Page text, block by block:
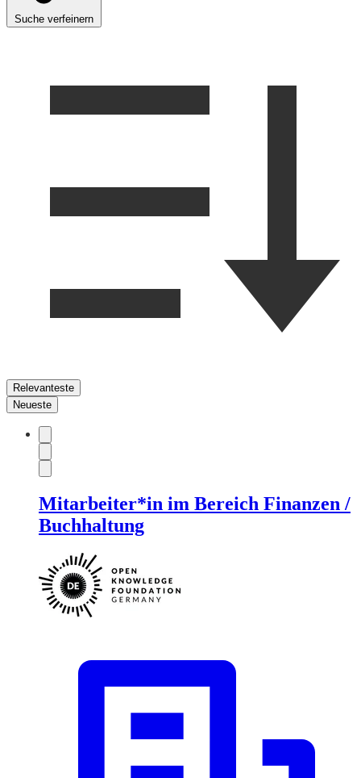
Suche verfeinern
Relevanteste
Neueste
Mitarbeiter*in im Bereich Finanzen /
Buchhaltung